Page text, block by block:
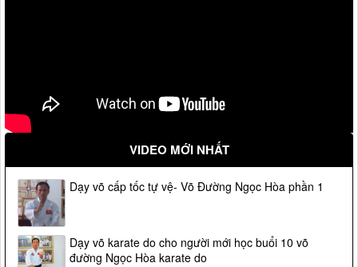
VIDEO MỚI NHẤT
Dạy võ cấp tốc tự vệ- Võ Đường Ngọc Hòa phần 1
Dạy võ karate do cho người mới học buổi 10 võ
đường Ngọc Hòa karate do